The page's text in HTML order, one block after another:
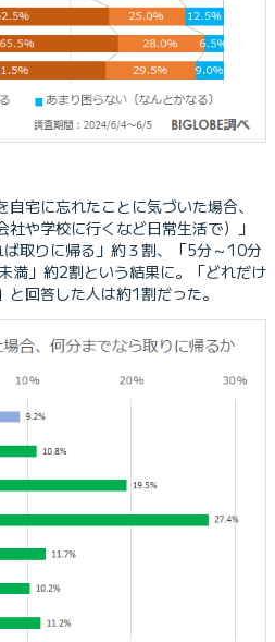
自宅に忘れたことに気づいた場合、
や学校に行くなど日常生活で）」
取りに帰る」約３割、「5分～10分
満」約2割という結果に。「どれだけ
回答した人は約1割だった。